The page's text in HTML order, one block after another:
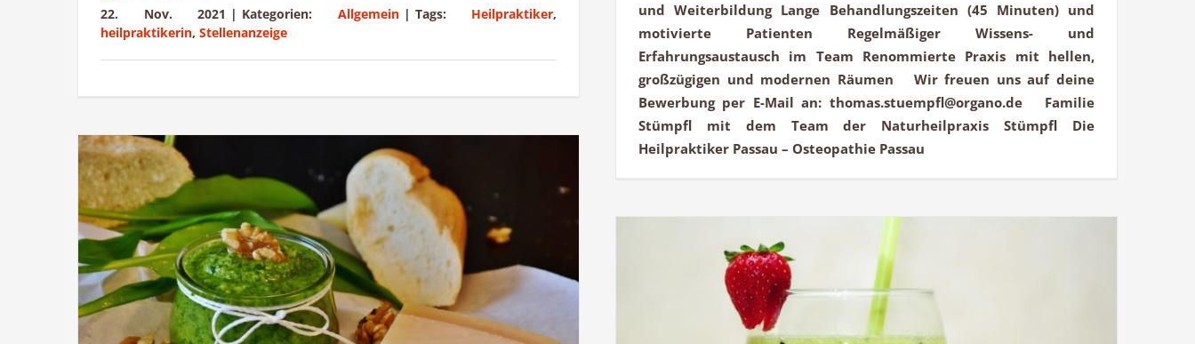
22. Nov. 2021 | Kategorien: Allgemein | Tags: Heilpraktiker,
heilpraktikerin, Stellenanzeige
und Weiterbildung Lange Behandlungszeiten (45 Minuten) und
motivierte Patienten Regelmäßiger Wissens- und
Erfahrungsaustausch im Team Renommierte Praxis mit hellen,
großzügigen und modernen Räumen Wir freuen uns auf deine
Bewerbung per E-Mail an: thomas.stuempfl@organo.de Familie
Stümpfl mit dem Team der Naturheilpraxis Stümpfl Die
Heilpraktiker Passau – Osteopathie Passau